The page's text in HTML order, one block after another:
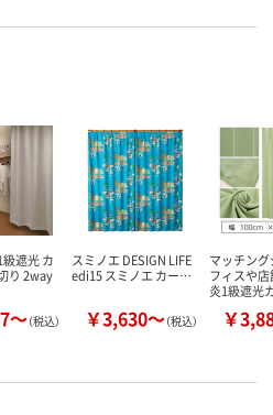
遮光 カ
り 2way
～（税込）
スミノエ DESIGN LIFE
edi15 スミノエ カー…
￥3,630～（税込）
マッチン
フィスや
炎1級遮光
￥